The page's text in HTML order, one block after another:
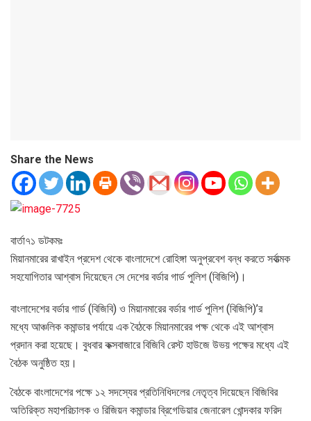
Share the News
বার্তা৭১ ডটকমঃ
মিয়ানমারের রাখাইন প্রদেশ থেকে বাংলাদেশে রোহিঙ্গা অনুপ্রবেশ বন্ধ করতে সর্বাত্মক
সহযোগিতার আশ্বাস দিয়েছেন সে দেশের বর্ডার গার্ড পুলিশ (বিজিপি)।
বাংলাদেশের বর্ডার গার্ড (বিজিবি) ও মিয়ানমারের বর্ডার গার্ড পুলিশ (বিজিপি)’র
মধ্যে আঞ্চলিক কমান্ডার পর্যায়ে এক বৈঠকে মিয়ানমারের পক্ষ থেকে এই আশ্বাস
প্রদান করা হয়েছে। বুধবার কক্সবাজারে বিজিবি রেস্ট হাউজে উভয় পক্ষের মধ্যে এই
বৈঠক অনুষ্ঠিত হয়।
বৈঠকে বাংলাদেশের পক্ষে ১২ সদস্যের প্রতিনিধিদলের নেতৃত্ব দিয়েছেন বিজিবির
অতিরিক্ত মহাপরিচালক ও রিজিয়ন কমান্ডার ব্রিগেডিয়ার জেনারেল খোন্দকার ফরিদ